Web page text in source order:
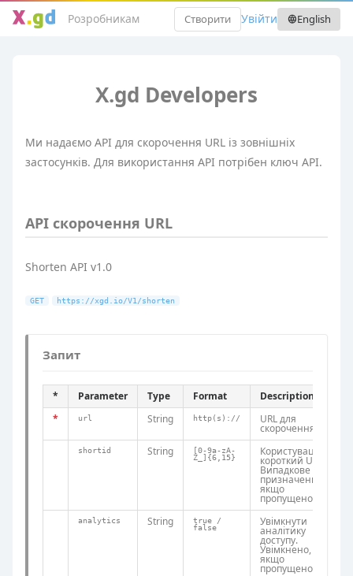
Розробникам Створити Увійти languageEnglish
X.gd Developers
Ми надаємо API для скорочення URL із зовнішніх
застосунків. Для використання API потрібен ключ API.
API скорочення URL
Shorten API v1.0
GET https://xgd.io/V1/shorten
Запит
* Parameter Type Format
Description
*
url String http(s):// URL для
скорочення
shortid String
[0-9a-zA-
Z_]{6,15}
Користувацький
короткий URL.
Випадкове
призначення,
якщо
пропущено
analytics String
true /
false
Увімкнути
аналітику
доступу.
Увімкнено,
якщо
пропущено